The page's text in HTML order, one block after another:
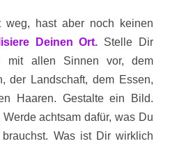
hast aber noch keinen
Deinen Ort. Stelle Dir
mit allen Sinnen vor, dem
der Landschaft, dem Essen,
Haaren. Gestalte ein Bild.
achtsam dafür, was Du
Was ist Dir wirklich